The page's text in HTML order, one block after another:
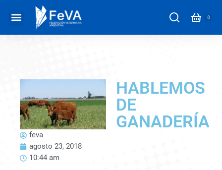
feva
agosto 23, 2018
10:44 am
HABLEMOS
DE
GANADERÍA